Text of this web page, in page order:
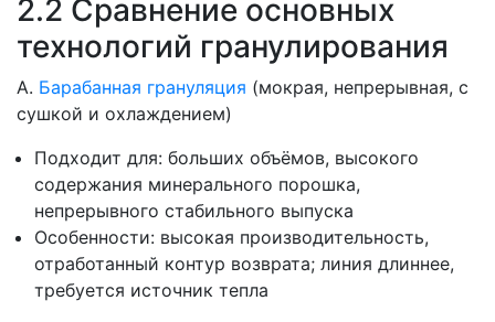
2.2 Сравнение основных
технологий гранулирования
A. Барабанная грануляция (мокрая, непрерывная, с
сушкой и охлаждением)
Подходит для: больших объёмов, высокого
содержания минерального порошка,
непрерывного стабильного выпуска
Особенности: высокая производительность,
отработанный контур возврата; линия длиннее,
требуется источник тепла